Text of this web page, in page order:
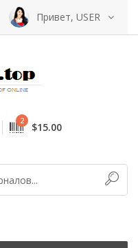
Привет, USER
2 $15.00